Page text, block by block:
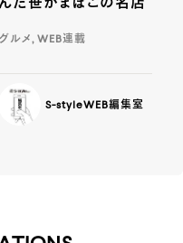
んだ笹かまぼこの名店
グルメ, WEB連載
S-styleWEB編集室